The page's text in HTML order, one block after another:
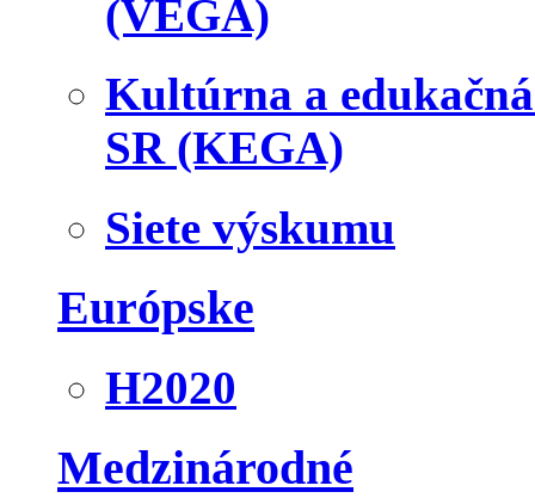
(VEGA)
Kultúrna a
SR (KEGA)
Siete výskumu
Európske
H2020
Medzinárodné